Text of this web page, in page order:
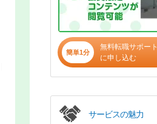
簡単1分
無料転職サポート
に申し込む
サービスの魅力